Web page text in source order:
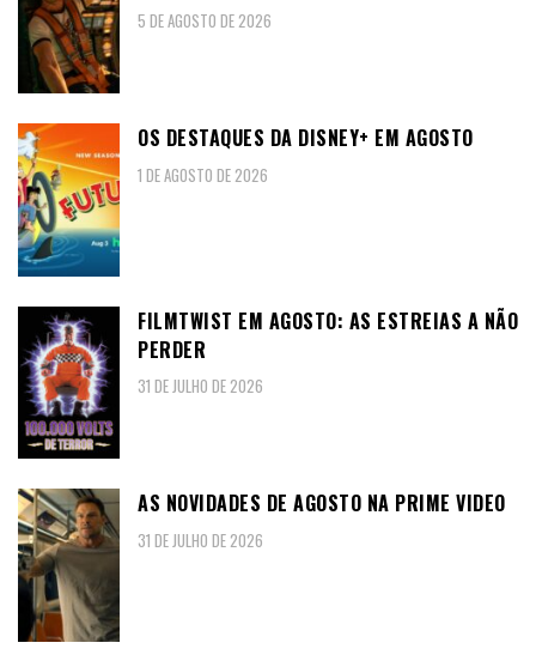
5 DE AGOSTO DE 2026
OS DESTAQUES DA DISNEY+ EM AGOSTO
1 DE AGOSTO DE 2026
FILMTWIST EM AGOSTO: AS ESTREIAS A NÃO
PERDER
31 DE JULHO DE 2026
AS NOVIDADES DE AGOSTO NA PRIME VIDEO
31 DE JULHO DE 2026